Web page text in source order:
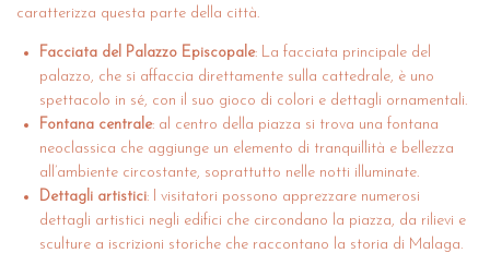
caratterizza questa parte della città.
Facciata del Palazzo Episcopale: La facciata principale del
palazzo, che si affaccia direttamente sulla cattedrale, è uno
spettacolo in sé, con il suo gioco di colori e dettagli ornamentali.
Fontana centrale: al centro della piazza si trova una fontana
neoclassica che aggiunge un elemento di tranquillità e bellezza
all’ambiente circostante, soprattutto nelle notti illuminate.
Dettagli artistici: I visitatori possono apprezzare numerosi
dettagli artistici negli edifici che circondano la piazza, da rilievi e
sculture a iscrizioni storiche che raccontano la storia di Malaga.